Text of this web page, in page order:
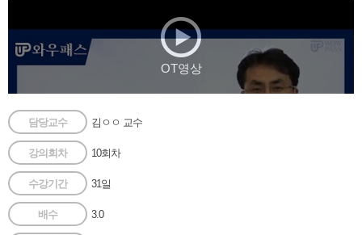
OT영상
담당교수 김ㅇㅇ 교수
강의회차 10회차
수강기간 31일
배수 3.0